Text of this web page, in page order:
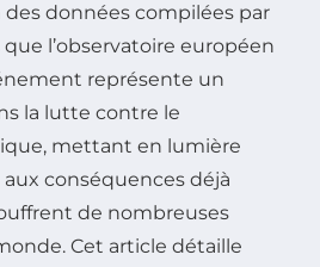
données compilées par
l’observatoire européen
représente un
la lutte contre le
mettant en lumière
aux conséquences déjà
de nombreuses
Cet article détaille